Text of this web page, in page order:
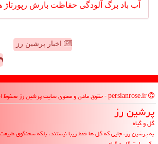
آب باد برگ آلودگی حفاظت بارش رپورتاژ
اخبار پرشین رز
پرشین رز
گل و گیاه
به پرشین رز، جایی که گل ها فقط زیبا نیستند، بلکه سخنگوی